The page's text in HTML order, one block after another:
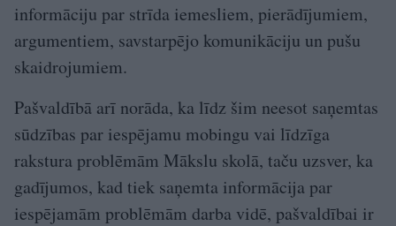
informāciju par strīda iemesliem, pierādījumiem,
argumentiem, savstarpējo komunikāciju un pušu
skaidrojumiem.
Pašvaldībā arī norāda, ka līdz šim neesot saņemtas
sūdzības par iespējamu mobingu vai līdzīga
rakstura problēmām Mākslu skolā, taču uzsver, ka
gadījumos, kad tiek saņemta informācija par
iespējamām problēmām darba vidē, pašvaldībai ir